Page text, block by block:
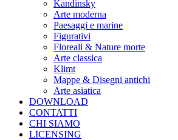
Kandinsky
Arte moderna
Paesaggi e marine
Figurativi
Floreali & Nature morte
Arte classica
Klimt
Mappe & Disegni antichi
Arte asiatica
DOWNLOAD
CONTATTI
CHI SIAMO
LICENSING